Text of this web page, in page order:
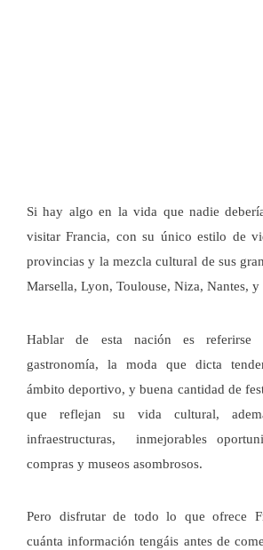
Si hay algo en la vida que nadie
visitar Francia, con su único estilo de
provincias y la mezcla cultural de sus
Marsella, Lyon, Toulouse, Niza, Nantes, y
Hablar de esta nación es referirse
gastronomía, la moda que dicta
ámbito deportivo, y buena cantidad de
que reflejan su vida cultural,
infraestructuras, inmejorables
compras y museos asombrosos.
Pero disfrutar de todo lo que ofrece
cuánta información tengáis antes de